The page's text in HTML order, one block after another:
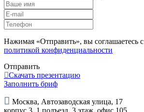
Нажимая «Отправить», вы соглашаетесь с
политикой конфиденциальности
Отправить
Скачать презентацию
Заполнить бриф
Москва, Автозаводская улица, 17
корпус 3, 1 подъезд, 3 этаж, офис 105